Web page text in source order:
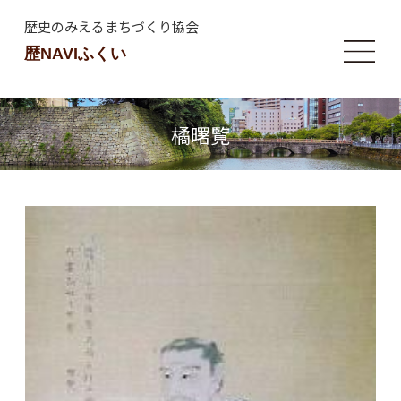
歴史のみえるまちづくり協会
歴NAVIふくい
橘曙覧